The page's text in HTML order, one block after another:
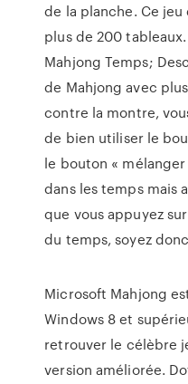
de la planche. Ce
plus de 200
Mahjong Temps;
de Mahjong avec
contre la montre,
de bien utiliser le
le bouton «
dans les temps mais
que vous appuyez
du temps, soyez
Microsoft Mahjong
Windows 8 et
retrouver le célèbre
version améliorée.